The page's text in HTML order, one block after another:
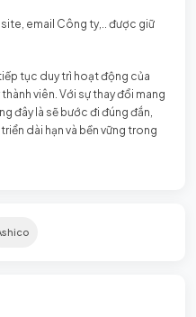
email Công ty,.. được giữ
tục duy trì hoạt động của
viên. Với sự thay đổi mang
đây là sẽ bước đi đúng đắn,
dài hạn và bền vững trong